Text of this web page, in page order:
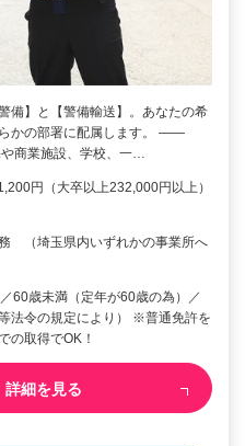
備】と【警備輸送】。あなたの希
かの部署に配属します。 ――
商業施設、学校、一…
円（大卒以上232,000円以上）
（埼玉県内いずれかの事業所へ
60歳未満（定年が60歳の為）／
法令の規定により） ※普通免許を
の取得でOK！
詳細を見る